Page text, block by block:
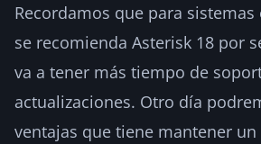
Recordamos que para
se recomienda Asterisk 18 por
va a tener más tiempo de
actualizaciones. Otro día
ventajas que tiene mantener un